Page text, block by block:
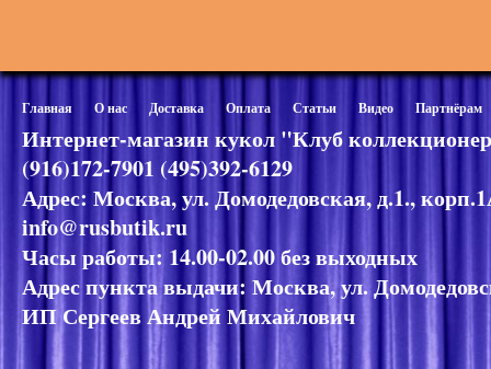
Главная О нас Доставка Оплата Статьи Видео Партнёрам
Интернет-магазин кукол "Клуб
(916)172-7901 (495)392-6129
Адрес: Москва, ул. Домодедовская, д.1.,
info@rusbutik.ru
Часы работы: 14.00-02.00 без выходных
Адрес пункта выдачи: Москва, ул.
ИП Сергеев Андрей Михайлович